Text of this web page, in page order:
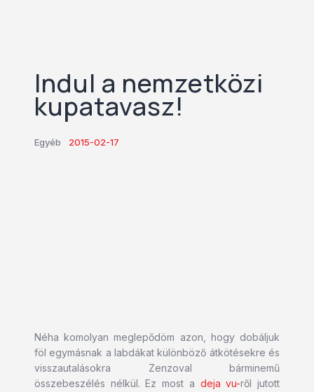
Indul a nemzetközi
kupatavasz!
Egyéb 2015-02-17
Néha komolyan meglepődöm azon, hogy dobáljuk
föl egymásnak a labdákat különböző átkötésekre és
visszautalásokra Zenzoval bárminemű
összebeszélés nélkül. Ez most a deja vu-ről jutott